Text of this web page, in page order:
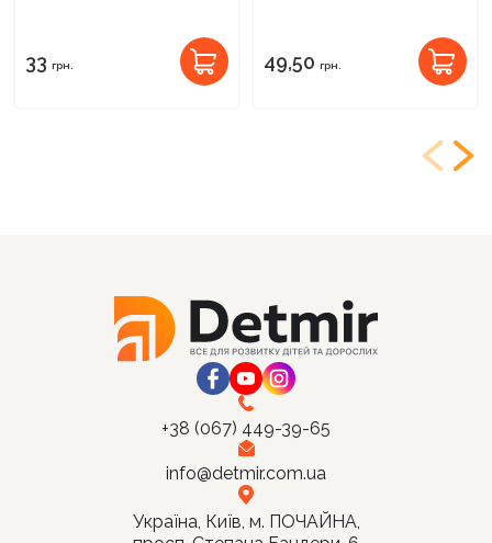
33 грн. 49,50 грн.
+38 (067) 449-39-65
info@detmir.com.ua
Україна, Київ, м. ПОЧАЙНА,